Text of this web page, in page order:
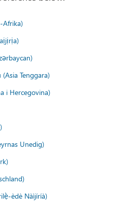
Afrika)
Tenggara)
i Hercegovina)
Unedig)
èdè Nàìjíríà)